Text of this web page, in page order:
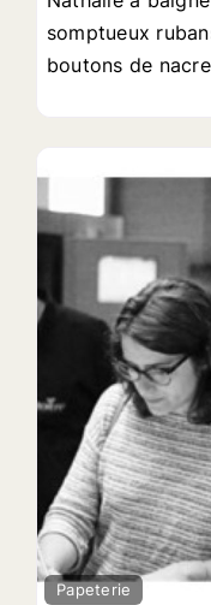
somptueux
boutons de nacre
Papeterie